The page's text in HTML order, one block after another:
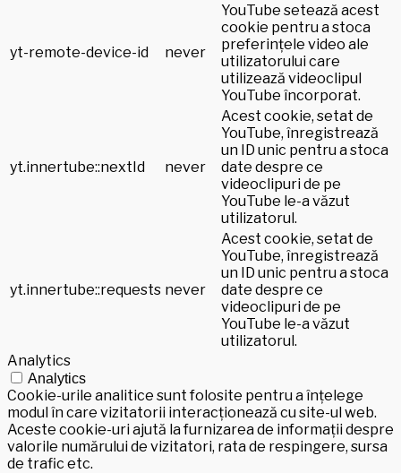
yt-remote-device-id never
YouTube setează acest
cookie pentru a stoca
preferințele video ale
utilizatorului care
utilizează videoclipul
YouTube încorporat.
yt.innertube::nextId never
Acest cookie, setat de
YouTube, înregistrează
un ID unic pentru a stoca
date despre ce
videoclipuri de pe
YouTube le-a văzut
utilizatorul.
yt.innertube::requests never
Acest cookie, setat de
YouTube, înregistrează
un ID unic pentru a stoca
date despre ce
videoclipuri de pe
YouTube le-a văzut
utilizatorul.
Analytics
Analytics
Cookie-urile analitice sunt folosite pentru a înțelege
modul în care vizitatorii interacționează cu site-ul web.
Aceste cookie-uri ajută la furnizarea de informații despre
valorile numărului de vizitatori, rata de respingere, sursa
de trafic etc.